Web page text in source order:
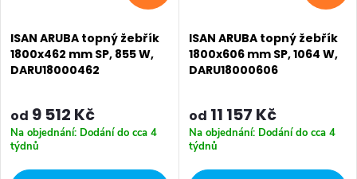
ISAN ARUBA topný žebřík
1800x462 mm SP, 855 W,
DARU18000462
od 9 512 Kč
Na objednání: Dodání do cca 4
týdnů
ISAN ARUBA topný žebřík
1800x606 mm SP, 1064 W,
DARU18000606
od 11 157 Kč
Na objednání: Dodání do cca 4
týdnů